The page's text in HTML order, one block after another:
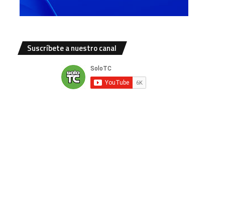
Suscríbete a nuestro canal